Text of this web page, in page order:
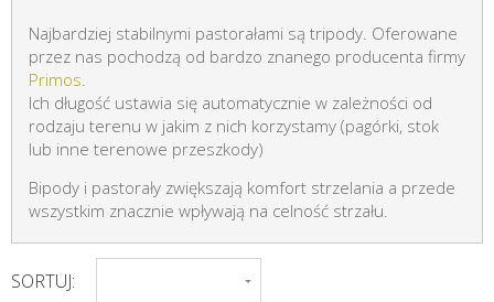
Najbardziej stabilnymi pastorałami są tripody. Oferowane
przez nas pochodzą od bardzo znanego producenta firmy
Primos.
Ich długość ustawia się automatycznie w zależności od
rodzaju terenu w jakim z nich korzystamy (pagórki, stok
lub inne terenowe przeszkody)
Bipody i pastorały zwiększają komfort strzelania a przede
wszystkim znacznie wpływają na celność strzału.
SORTUJ: